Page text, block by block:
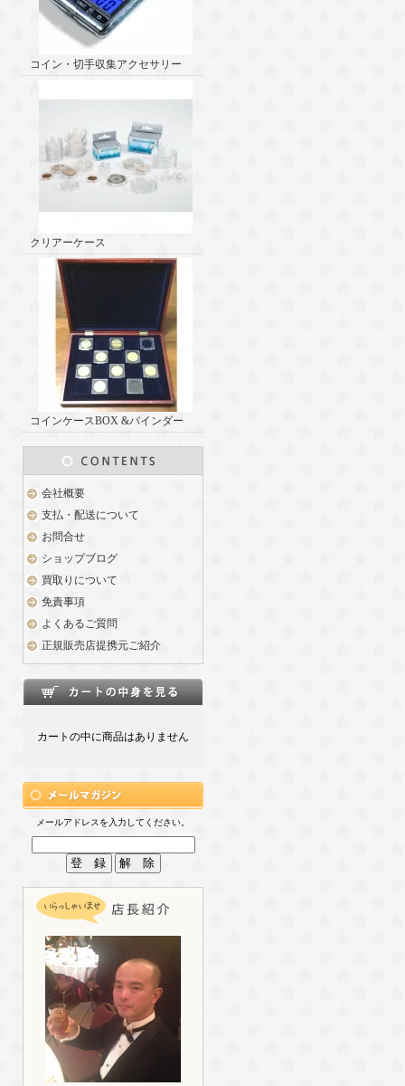
コイン・切手収集アクセサリー
クリアーケース
コインケースBOX &バインダー
会社概要
支払・配送について
お問合せ
ショップブログ
買取りについて
免責事項
よくあるご質問
正規販売店提携元ご紹介
カートの中に商品はありません
メールアドレスを入力してください。